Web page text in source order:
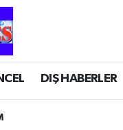
DIŞ HABERLER